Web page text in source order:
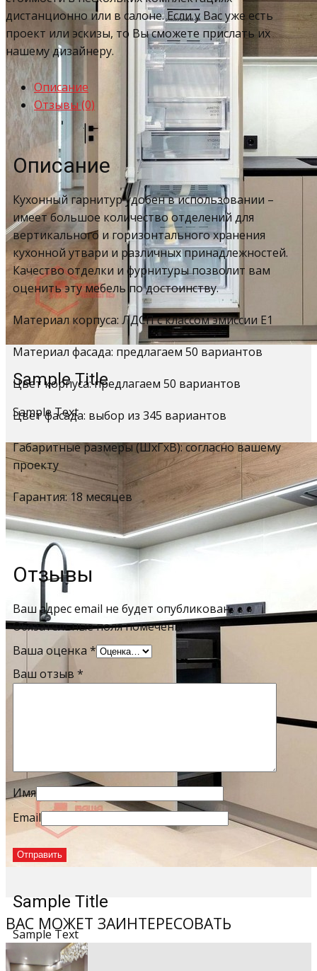
Sample Title
Sample Text
Sample Title
Sample Text
дистанционно или в салоне. Если у Вас уже есть
проект или эскизы, то Вы сможете прислать их
нашему дизайнеру.
Описание
Отзывы (0)
Описание
Кухонный гарнитур удобен в использовании –
имеет большое количество отделений для
вертикального и горизонтального хранения
кухонной утвари и различных принадлежностей.
Качество отделки и фурнитуры позволит вам
оценить эту мебель по достоинству.
Материал корпуса: ЛДСП с классом эмиссии Е1
Материал фасада: предлагаем 50 вариантов
Цвет корпуса: предлагаем 50 вариантов
Цвет фасада: выбор из 345 вариантов
Габаритные размеры (ШхГхВ): согласно вашему
проекту
Гарантия: 18 месяцев
Отзывы
Ваш адрес email не будет опубликован.
Обязательные поля помечены*
Ваша оценка *
Ваш отзыв *
Имя
Email
ВАС МОЖЕТ ЗАИНТЕРЕСОВАТЬ